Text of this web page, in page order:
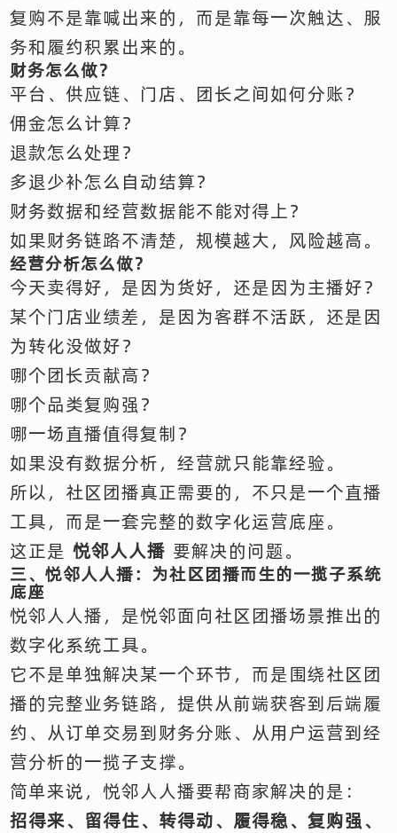
复购不是靠喊出来的，而是靠每一次触达、服
务和履约积累出来的。
财务怎么做？
平台、供应链、门店、团长之间如何分账？
佣金怎么计算？
退款怎么处理？
多退少补怎么自动结算？
财务数据和经营数据能不能对得上？
如果财务链路不清楚，规模越大，风险越高。
经营分析怎么做？
今天卖得好，是因为货好，还是因为主播好？
某个门店业绩差，是因为客群不活跃，还是因
为转化没做好？
哪个团长贡献高？
哪个品类复购强？
哪一场直播值得复制？
如果没有数据分析，经营就只能靠经验。
所以，社区团播真正需要的，不只是一个直播
工具，而是一套完整的数字化运营底座。
这正是 悦邻人人播 要解决的问题。
三、悦邻人人播：为社区团播而生的一揽子系统
底座
悦邻人人播，是悦邻面向社区团播场景推出的
数字化系统工具。
它不是单独解决某一个环节，而是围绕社区团
播的完整业务链路，提供从前端获客到后端履
约、从订单交易到财务分账、从用户运营到经
营分析的一揽子支撑。
简单来说，悦邻人人播要帮商家解决的是：
招得来、留得住、转得动、履得稳、复购强、